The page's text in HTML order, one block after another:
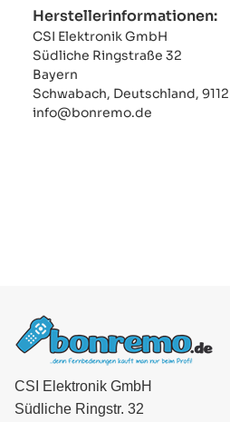
Herstellerinformationen:
CSI Elektronik GmbH
Südliche Ringstraße 32
Bayern
Schwabach, Deutschland,
info@bonremo.de
CSI Elektronik GmbH
Südliche Ringstr. 32